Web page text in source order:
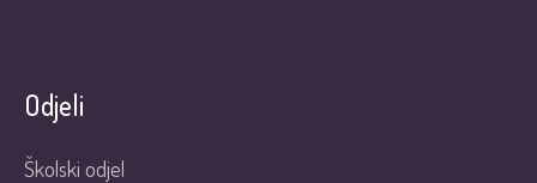
Odjeli
Školski odjel